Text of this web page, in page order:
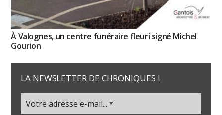
À Valognes, un centre funéraire fleuri signé Michel
Gourion
LA NEWSLETTER DE CHRONIQUES !